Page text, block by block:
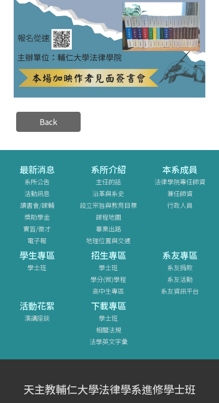
Back
最新消息
系所公告
活動訊息
讀書會/課輔
獎助學金
實習/徵才
電子報
系所介紹
主任的話
沿革與系史
設立宗旨與教育目標
課程地圖
畢業出路
地理位置與交通
本系成員
法律學院專任師資
兼任師資
行政人員
學生專區
學士班
招生專區
學士班
學分(微)學程
高中生專區
系友專區
系友捐款
系友活動
系友資訊平台
活動花絮
演講座談
下載專區
學士班
相關法規
法學英文字彙
天主教輔仁大學法律學系進修學士班